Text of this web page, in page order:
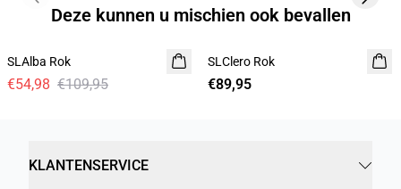
Deze kunnen u mischien ook bevallen
SLAlba Rok
€54,98 €109,95
SLClero Rok
€89,95
KLANTENSERVICE